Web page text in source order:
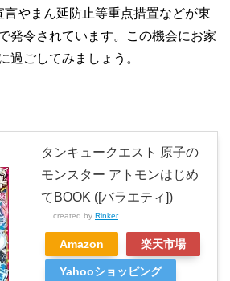
やまん延防止等重点措置などが東
発令されています。この機会にお家
過ごしてみましょう。
タンキュークエスト 原子の
モンスター アトモンはじめ
てBOOK ([バラエティ])
created by Rinker
Amazon 楽天市場
Yahooショッピング